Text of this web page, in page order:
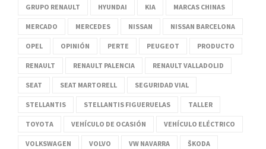
GRUPO RENAULT HYUNDAI KIA MARCAS CHINAS
MERCADO MERCEDES NISSAN NISSAN BARCELONA
OPEL OPINIÓN PERTE PEUGEOT PRODUCTO
RENAULT RENAULT PALENCIA RENAULT VALLADOLID
SEAT SEAT MARTORELL SEGURIDAD VIAL
STELLANTIS STELLANTIS FIGUERUELAS TALLER
TOYOTA VEHÍCULO DE OCASIÓN VEHÍCULO ELÉCTRICO
VOLKSWAGEN VOLVO VW NAVARRA ŠKODA